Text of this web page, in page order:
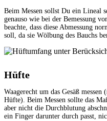
Beim Messen sollst Du ein Lineal
genauso wie bei der Bemessung
beachte, dass diese Abmessung
soll, da sie Wölbung des Bauchs
Hüfte
Waagerecht um das Gesäß
Hüfte). Beim Messen sollte das
aber nicht die Durchblutung
ein Finger darunter durch passt,